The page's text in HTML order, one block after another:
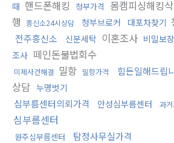
때 핸드폰해킹 청부가격 몸캠피싱해킹
행
흥신소24시상담 청부브로커 대포차찾기
전주흥신소 신분세탁 이혼조사 비밀보
조사 떼인돈불법회수
미제사건해결 밀항 밀항가격 힘든일해드립
상담 누명벗기
심부름센터의뢰가격 안성심부름센터 과
심부름센터
원주심부름센터 탐정사무실가격